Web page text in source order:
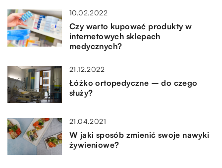
10.02.2022
Czy warto kupować produkty w
internetowych sklepach
medycznych?
21.12.2022
Łóżko ortopedyczne – do czego
służy?
21.04.2021
W jaki sposób zmienić swoje nawyki
żywieniowe?